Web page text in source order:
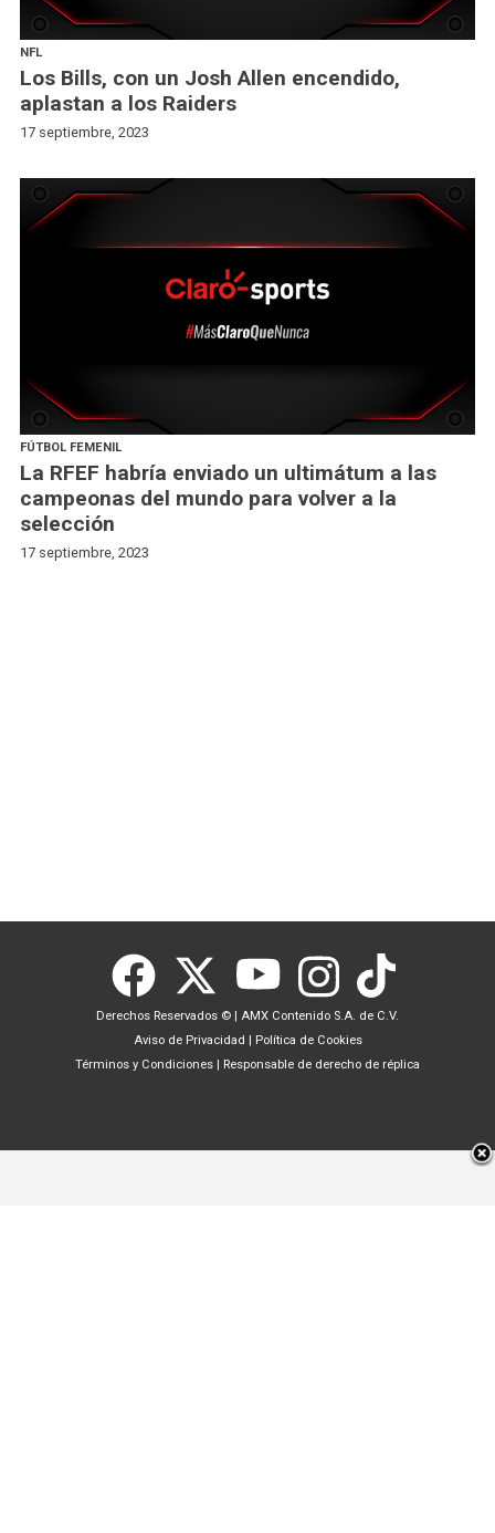
NFL
Los Bills, con un Josh Allen encendido,
aplastan a los Raiders
17 septiembre, 2023
FÚTBOL FEMENIL
La RFEF habría enviado un ultimátum a las
campeonas del mundo para volver a la
selección
17 septiembre, 2023
Derechos Reservados © | AMX Contenido S.A. de C.V.
Aviso de Privacidad | Política de Cookies
Términos y Condiciones | Responsable de derecho de réplica